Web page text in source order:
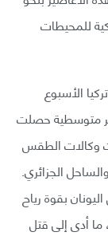
للمحيطات
الأسبوع
متوسطية حصلت
و2018، بينما رصدت وكالات الطقس
بين جزر البليار والساحل الجزائري.
بقوة رياح
تبلغ 120 كم بالساعة في سبتمبر أيلول عام 2020، ما أدى إلى قتل